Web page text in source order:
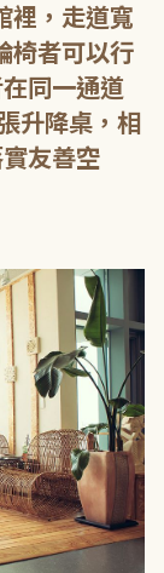
裡，走道寬
椅者可以行
同一通道
升降桌，相
友善空